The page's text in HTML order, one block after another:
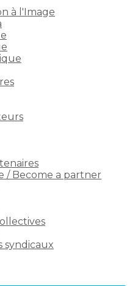
à l'Image
/ Become a partner
syndicaux